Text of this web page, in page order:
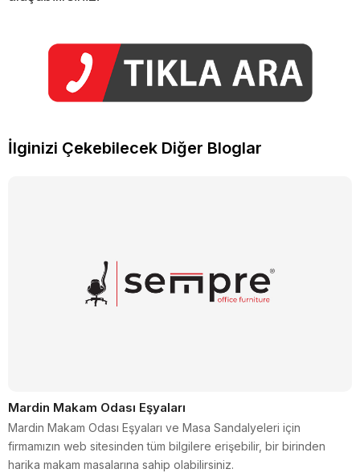
İlginizi Çekebilecek Diğer Bloglar
Mardin Makam Odası Eşyaları
Mardin Makam Odası Eşyaları ve Masa Sandalyeleri için
firmamızın web sitesinden tüm bilgilere erişebilir, bir birinden
harika makam masalarına sahip olabilirsiniz.